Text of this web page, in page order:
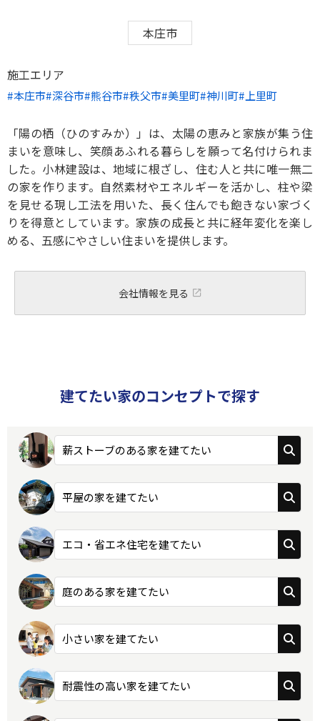
本庄市
施工エリア
本庄市 深谷市 熊谷市 秩父市 美里町 神川町 上里町
「陽の栖（ひのすみか）」は、太陽の恵みと家族が集う住
まいを意味し、笑顔あふれる暮らしを願って名付けられま
した。小林建設は、地域に根ざし、住む人と共に唯一無二
の家を作ります。自然素材やエネルギーを活かし、柱や梁
を見せる現し工法を用いた、長く住んでも飽きない家づく
りを得意としています。家族の成長と共に経年変化を楽し
める、五感にやさしい住まいを提供します。
会社情報を見る
建てたい家のコンセプトで探す
薪ストーブのある家を建てたい
平屋の家を建てたい
エコ・省エネ住宅を建てたい
庭のある家を建てたい
小さい家を建てたい
耐震性の高い家を建てたい